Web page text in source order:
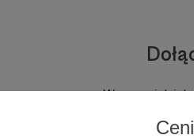
Wesprzyj